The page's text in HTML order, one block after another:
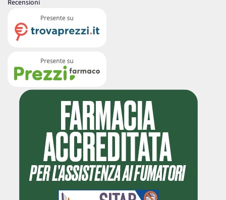
Recensioni